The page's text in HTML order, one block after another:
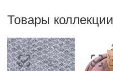
Товары коллекции